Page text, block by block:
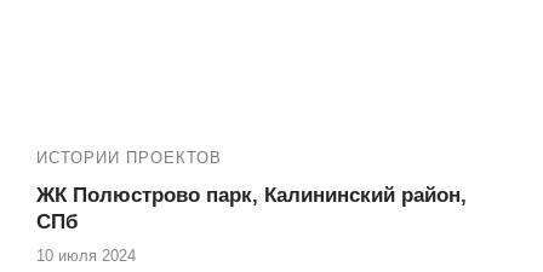
№13885 ЖК Академ парк остекление квартиры
Верности 17
№13957 Бутлерова 9-2 ЖК Академ парк ремонт
ИСТОРИИ ПРОЕКТОВ
ЖК Полюстрово парк, Калининский район,
СПб
10 июля 2024